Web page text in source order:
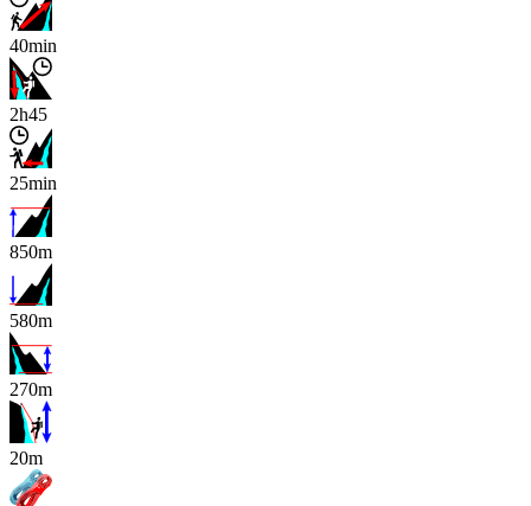
40min
2h45
25min
850m
580m
270m
x
20m